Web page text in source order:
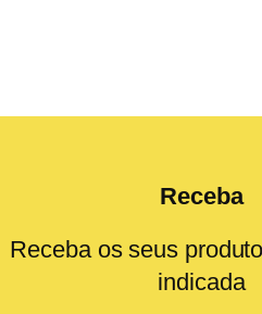
Receba
Receba os seus
indicada